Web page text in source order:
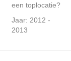
een toplocatie?
Jaar: 2012 -
2013